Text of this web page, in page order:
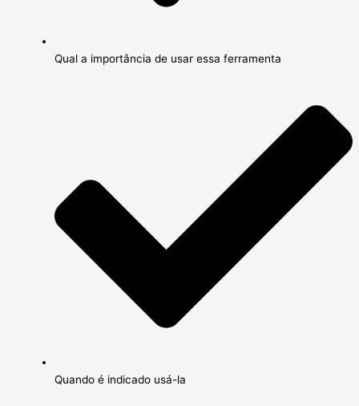
Qual a importância de usar essa ferramenta
Quando é indicado usá-la